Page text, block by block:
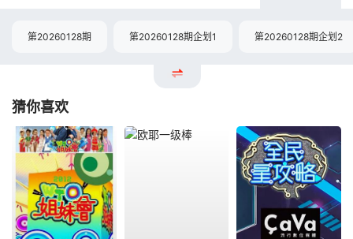
第20260128期 第20260128期企划1 第20260128期企划2
猜你喜欢